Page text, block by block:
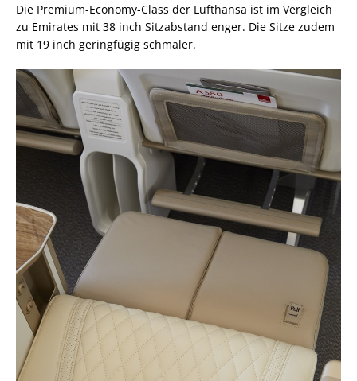
Die Premium-Economy-Class der Lufthansa ist im Vergleich
zu Emirates mit 38 inch Sitzabstand enger. Die Sitze zudem
mit 19 inch geringfügig schmaler.